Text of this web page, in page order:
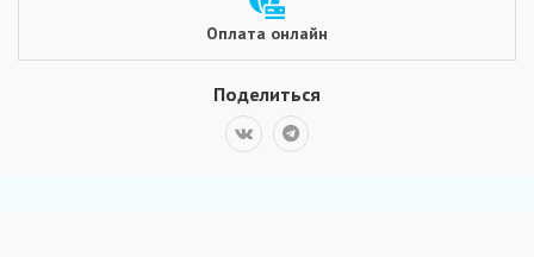
Оплата онлайн
Поделиться